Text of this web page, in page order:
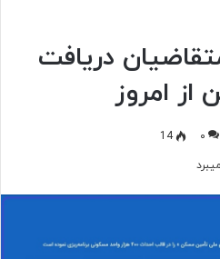
دریافت
امروز
۰
14